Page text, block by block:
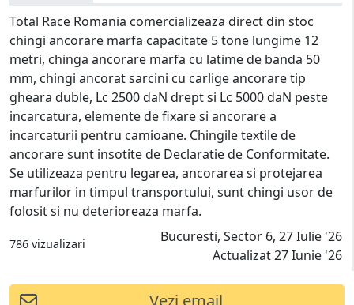
Total Race Romania comercializeaza direct din stoc
chingi ancorare marfa capacitate 5 tone lungime 12
metri, chinga ancorare marfa cu latime de banda 50
mm, chingi ancorat sarcini cu carlige ancorare tip
gheara duble, Lc 2500 daN drept si Lc 5000 daN peste
incarcatura, elemente de fixare si ancorare a
incarcaturii pentru camioane. Chingile textile de
ancorare sunt insotite de Declaratie de Conformitate.
Se utilizeaza pentru legarea, ancorarea si protejarea
marfurilor in timpul transportului, sunt chingi usor de
folosit si nu deterioreaza marfa.
786 vizualizari
Bucuresti, Sector 6, 27 Iulie '26
Actualizat 27 Iunie '26
Vezi email